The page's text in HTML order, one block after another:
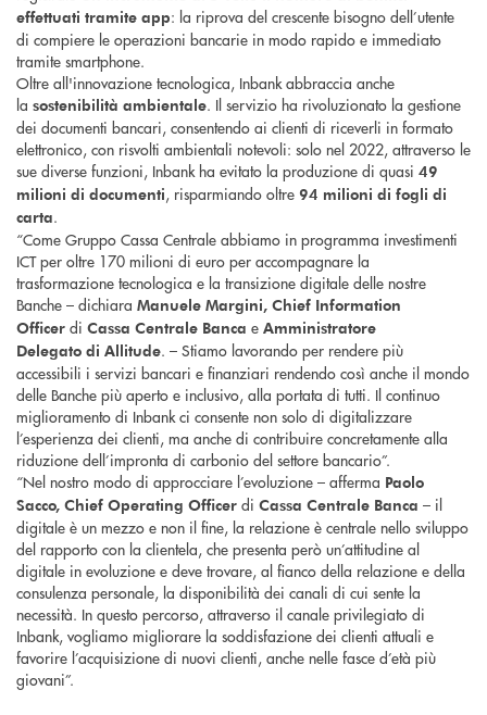
effettuati tramite app: la riprova del crescente bisogno dell’utente
di compiere le operazioni bancarie in modo rapido e immediato
tramite smartphone.
Oltre all'innovazione tecnologica, Inbank abbraccia anche
la sostenibilità ambientale. Il servizio ha rivoluzionato la gestione
dei documenti bancari, consentendo ai clienti di riceverli in formato
elettronico, con risvolti ambientali notevoli: solo nel 2022, attraverso le
sue diverse funzioni, Inbank ha evitato la produzione di quasi 49
milioni di documenti, risparmiando oltre 94 milioni di fogli di
carta.
“Come Gruppo Cassa Centrale abbiamo in programma investimenti
ICT per oltre 170 milioni di euro per accompagnare la
trasformazione tecnologica e la transizione digitale delle nostre
Banche – dichiara Manuele Margini, Chief Information
Officer di Cassa Centrale Banca e Amministratore
Delegato di Allitude. – Stiamo lavorando per rendere più
accessibili i servizi bancari e finanziari rendendo così anche il mondo
delle Banche più aperto e inclusivo, alla portata di tutti. Il continuo
miglioramento di Inbank ci consente non solo di digitalizzare
l’esperienza dei clienti, ma anche di contribuire concretamente alla
riduzione dell’impronta di carbonio del settore bancario”.
“Nel nostro modo di approcciare l’evoluzione – afferma Paolo
Sacco, Chief Operating Officer di Cassa Centrale Banca – il
digitale è un mezzo e non il fine, la relazione è centrale nello sviluppo
del rapporto con la clientela, che presenta però un’attitudine al
digitale in evoluzione e deve trovare, al fianco della relazione e della
consulenza personale, la disponibilità dei canali di cui sente la
necessità. In questo percorso, attraverso il canale privilegiato di
Inbank, vogliamo migliorare la soddisfazione dei clienti attuali e
favorire l’acquisizione di nuovi clienti, anche nelle fasce d’età più
giovani”.